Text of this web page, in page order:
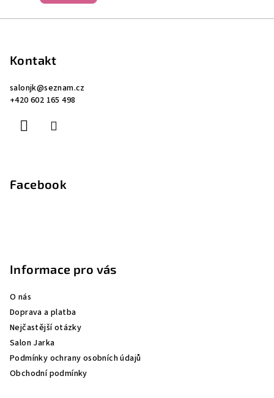
Kontakt
salonjk@seznam.cz
+420 602 165 498
Facebook
Informace pro vás
O nás
Doprava a platba
Nejčastější otázky
Salon Jarka
Podmínky ochrany osobních údajů
Obchodní podmínky